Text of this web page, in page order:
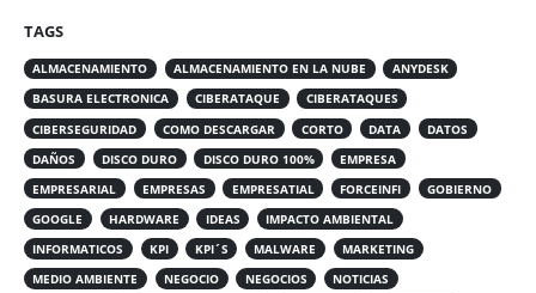
TAGS
ALMACENAMIENTO ALMACENAMIENTO EN LA NUBE
ANYDESK
BASURA ELECTRONICA
CIBERATAQUE
CIBERATAQUES
CIBERSEGURIDAD
COMO DESCARGAR CORTO DATA
DATOS
DAÑOS
DISCO DURO DISCO DURO 100%
EMPRESA
EMPRESARIAL
EMPRESAS EMPRESATIAL FORCEINFI
GOBIERNO
GOOGLE
HARDWARE IDEAS
IMPACTO AMBIENTAL
INFORMATICOS
KPI KPI´S MALWARE
MARKETING
MEDIO AMBIENTE
NEGOCIO NEGOCIOS
NOTICIAS